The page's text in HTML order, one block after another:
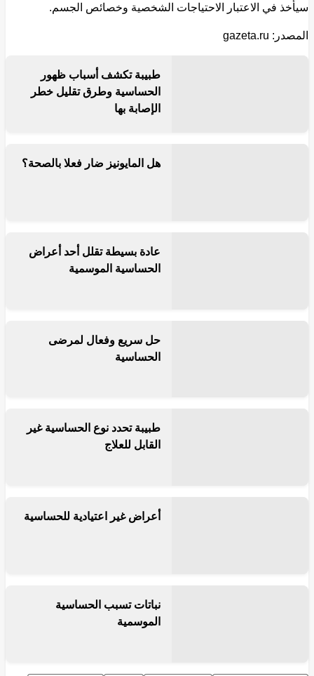
سيأخذ في الاعتبار الاحتياجات الشخصية وخصائص الجسم.
المصدر: gazeta.ru
طبيبة تكشف أسباب ظهور
الحساسية وطرق تقليل خطر
الإصابة بها
هل المايونيز ضار فعلا بالصحة؟
عادة بسيطة تقلل أحد أعراض
الحساسية الموسمية
حل سريع وفعال لمرضى
الحساسية
طبيبة تحدد نوع الحساسية غير
القابل للعلاج
أعراض غير اعتيادية للحساسية
نباتات تسبب الحساسية
الموسمية